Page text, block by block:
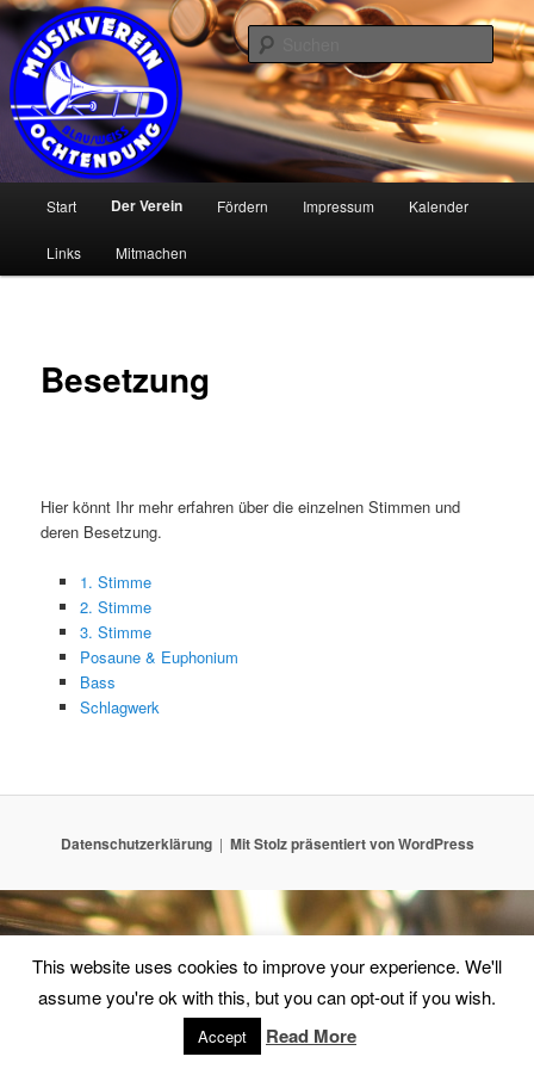
Zum
primären
Inhalt
springenwww.blau-weiss-ochtendung.de
Musikverein Blau / Weiss Ochtendung e.V.
Start Der Verein Fördern Impressum Kalender
Links Mitmachen
Besetzung
Hier könnt Ihr mehr erfahren über die einzelnen Stimmen und
deren Besetzung.
1. Stimme
2. Stimme
3. Stimme
Posaune & Euphonium
Bass
Schlagwerk
Datenschutzerklärung Mit Stolz präsentiert von WordPress
This website uses cookies to improve your experience. We'll
assume you're ok with this, but you can opt-out if you wish.
Accept Read More